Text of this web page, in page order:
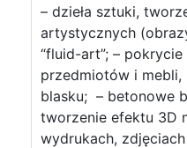
– dzieła sztuki,
artystycznych
“fluid-art”; –
przedmiotów i mebli,
blasku; – betonowe
tworzenie efektu 3D
wydrukach,